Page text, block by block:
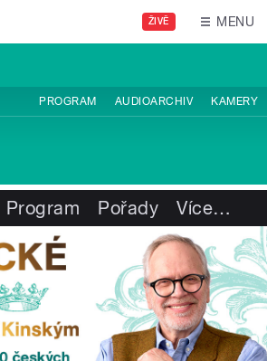
ŽIVĚ MENU
PROGRAM AUDIOARCHIV KAMERY
Program Pořady Více…